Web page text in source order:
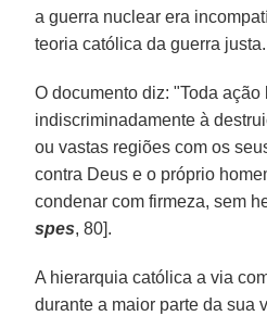
a guerra nuclear era
teoria católica da guerra justa.
O documento diz: "Toda
indiscriminadamente à
ou vastas regiões com os
contra Deus e o próprio
condenar com firmeza, sem
spes, 80].
A hierarquia católica a via
durante a maior parte da sua